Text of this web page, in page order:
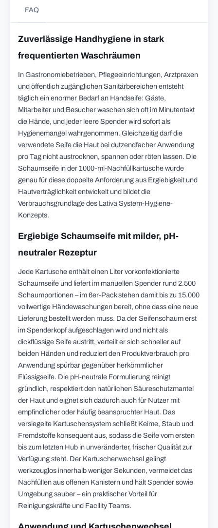
FAQ
Zuverlässige Handhygiene in stark
frequentierten Waschräumen
In Gastronomiebetrieben, Pflegeeinrichtungen, Arztpraxen
und öffentlich zugänglichen Sanitärbereichen entsteht
täglich ein enormer Bedarf an Handseife: Gäste,
Mitarbeiter und Besucher waschen sich oft im Minutentakt
die Hände, und jeder leere Spender wird sofort als
Hygienemangel wahrgenommen. Gleichzeitig darf die
verwendete Seife die Haut bei dutzendfacher Anwendung
pro Tag nicht austrocknen, spannen oder röten lassen. Die
Schaumseife in der 1000-ml-Nachfüllkartusche wurde
genau für diese doppelte Anforderung aus Ergiebigkeit und
Hautverträglichkeit entwickelt und bildet die
Verbrauchsgrundlage des Lativa System-Hygiene-
Konzepts.
Ergiebige Schaumseife mit milder, pH-
neutraler Rezeptur
Jede Kartusche enthält einen Liter vorkonfektionierte
Schaumseife und liefert im manuellen Spender rund 2.500
Schaumportionen – im 6er-Pack stehen damit bis zu 15.000
vollwertige Händewaschungen bereit, ohne dass eine neue
Lieferung bestellt werden muss. Da der Seifenschaum erst
im Spenderkopf aufgeschlagen wird und nicht als
dickflüssige Seife austritt, verteilt er sich schneller auf
beiden Händen und reduziert den Produktverbrauch pro
Anwendung spürbar gegenüber herkömmlicher
Flüssigseife. Die pH-neutrale Formulierung reinigt
gründlich, respektiert den natürlichen Säureschutzmantel
der Haut und eignet sich dadurch auch für Nutzer mit
empfindlicher oder häufig beanspruchter Haut. Das
versiegelte Kartuschensystem schließt Keime, Staub und
Fremdstoffe konsequent aus, sodass die Seife vom ersten
bis zum letzten Hub in unveränderter, frischer Qualität zur
Verfügung steht. Der Kartuschenwechsel gelingt
werkzeuglos innerhalb weniger Sekunden, vermeidet das
Nachfüllen aus offenen Kanistern und hält Spender sowie
Umgebung sauber – ein praktischer Vorteil für
Reinigungskräfte und Facility Teams.